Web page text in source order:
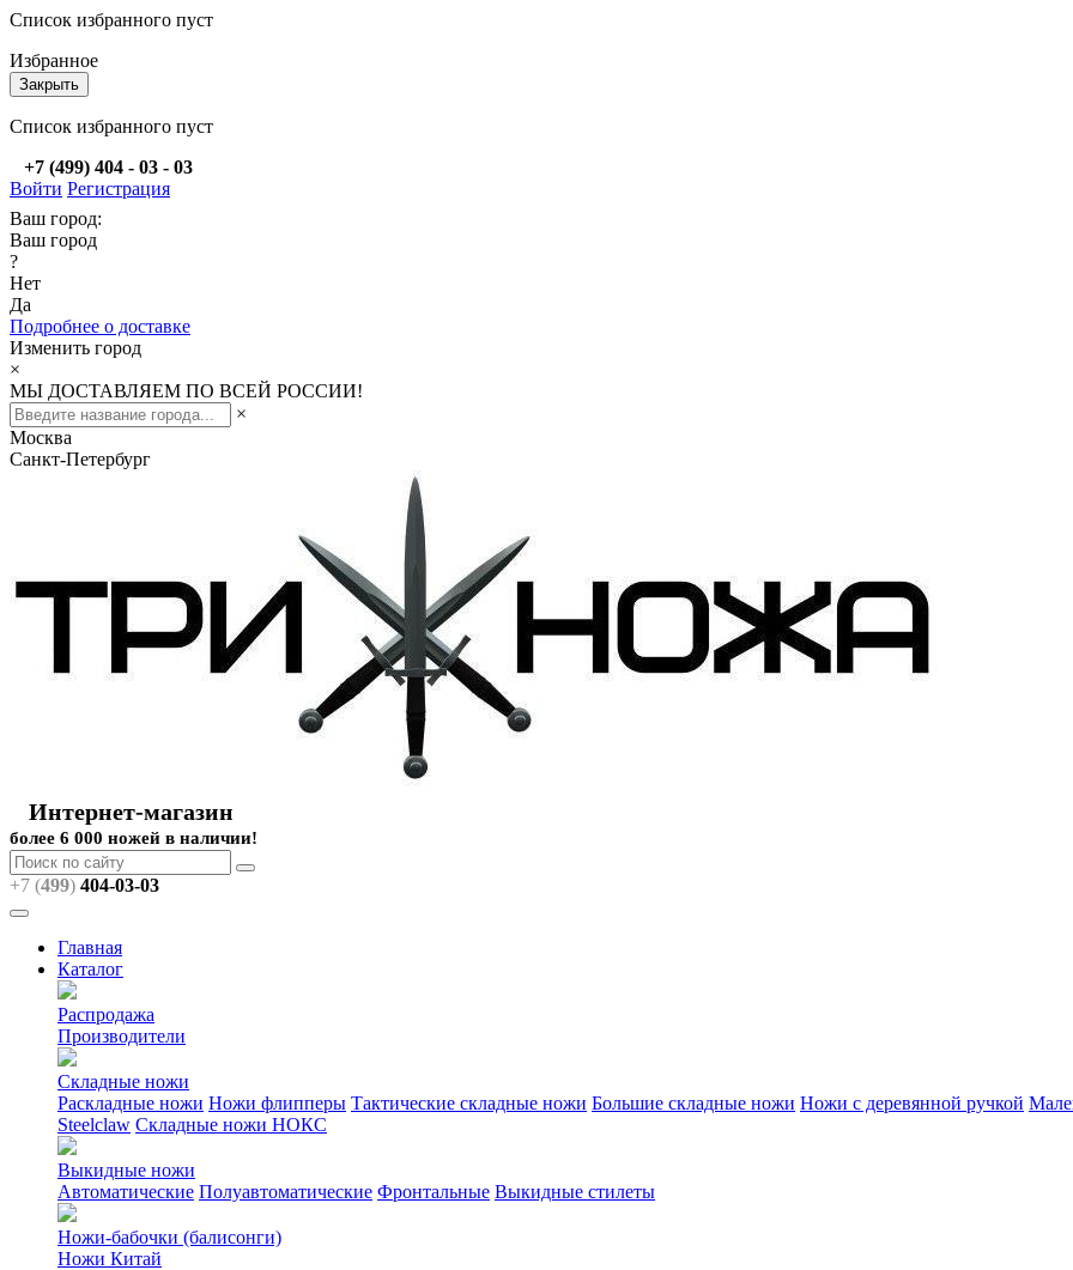
Список избранного пуст
Избранное
Закрыть
Список избранного пуст
+7 (499) 404 - 03 - 03
Войти Регистрация
Ваш город:
Ваш город
?
Нет
Да
Подробнее о доставке
Изменить город
×
МЫ ДОСТАВЛЯЕМ ПО ВСЕЙ РОССИИ!
×
Москва
Санкт-Петербург
Интернет-магазин
более 6 000 ножей в наличии!
+7 (499) 404-03-03
Главная
Каталог
Распродажа
Производители
Складные ножи
Раскладные ножи Ножи флипперы Тактические складные ножи Большие складные ножи Ножи с деревянной ручкой
Steelclaw Складные ножи НОКС
Выкидные ножи
Автоматические Полуавтоматические Фронтальные Выкидные стилеты
Ножи-бабочки (балисонги)
Ножи Китай